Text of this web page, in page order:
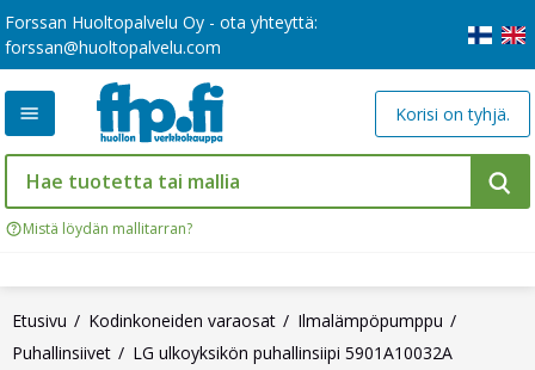
Forssan Huoltopalvelu Oy - ota yhteyttä:
forssan@huoltopalvelu.com
Mistä löydän mallitarran?
Korisi on tyhjä.
Etusivu Kodinkoneiden varaosat
Ilmalämpöpumppu
Puhallinsiivet
LG ulkoyksikön puhallinsiipi 5901A10032A